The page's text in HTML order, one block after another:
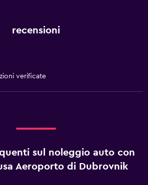
recensioni
verificate
sul noleggio auto con
Aeroporto di Dubrovnik